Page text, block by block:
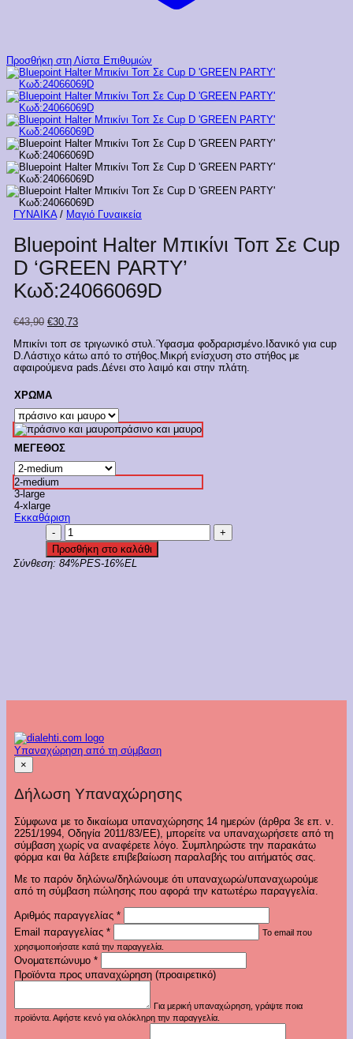
Προσθήκη στη Λίστα Επιθυμιών
ΓΥΝΑΙΚΑ / Μαγιό Γυναικεία
Bluepoint Halter Μπικίνι Τοπ Σε Cup
D ‘GREEN PARTY’
Κωδ:24066069D
€43,90 Original
was:
€43,90.
€30,73Η
τιμή
είναι:
€30,73.
Μπικίνι τοπ σε τριγωνικό στυλ.Ύφασμα φοδραρισμένο. Ιδανικό για cup
D.Λάστιχο κάτω από το στήθος. Μικρή ενίσχυση στο στήθος με
αφαιρούμενα pads.Δένει στο λαιμό και στην πλάτη.
ΧΡΩΜΑ
πράσινο και μαυρο
ΜΕΓΕΘΟΣ
2-medium
3-large
4-xlarge
Εκκαθάριση
Bluepoint
Halter
Μπικίνι
Τοπ
Προσθήκη στο καλάθι
Σύνθεση: 84%PES-16%EL
Υπαναχώρηση από τη σύμβαση
×
Δήλωση Υπαναχώρησης
Σύμφωνα με το δικαίωμα υπαναχώρησης 14 ημερών (άρθρα 3ε επ. ν.
2251/1994, Οδηγία 2011/83/ΕΕ), μπορείτε να υπαναχωρήσετε από τη
σύμβαση χωρίς να αναφέρετε λόγο. Συμπληρώστε την παρακάτω
φόρμα και θα λάβετε επιβεβαίωση παραλαβής του αιτήματός σας.
Με το παρόν δηλώνω/δηλώνουμε ότι υπαναχωρώ/υπαναχωρούμε
από τη σύμβαση πώλησης που αφορά την κατωτέρω παραγγελία.
Αριθμός παραγγελίας *
Email παραγγελίας *
Το email που
χρησιμοποιήσατε κατά την παραγγελία.
Ονοματεπώνυμο *
Προϊόντα προς υπαναχώρηση (προαιρετικό)
Για μερική υπαναχώρηση, γράψτε ποια
προϊόντα. Αφήστε κενό για ολόκληρη την παραγγελία.